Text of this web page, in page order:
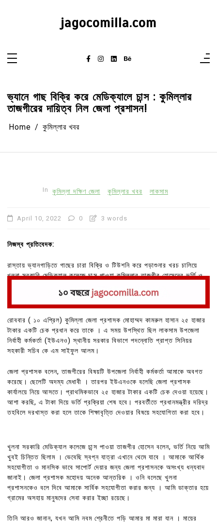
jagocomilla.com
ভ্যানে গাছ বিক্রি করে মেডিক্যালে চান্স : কুমিল্লার
তাজগীরের দায়িত্ব নিল জেলা প্রশাসন!
Home কুমিল্লার খবর
In কুমিল্লা দক্ষিণ জেলা কুমিল্লার খবর লাকসাম
April 10, 2022 0 3 words
নিজস্ব প্রতিবেদক:
রাস্তায় ভ্যানগাড়িতে গাছের চারা বিক্রি ও টিউশনি করে পড়াশুনার খরচ চালিয়ে
খুলনা সরকারি মেডিক্যাল কলেজে চান্স পাওয়া কুমিল্লার তাজগীর হোসেনের ভর্তি ও
রোববার ( ১০ এপ্রিল) কুমিল্লা জেলা প্রশাসক মোহাম্মদ কামরুল হাসান ২৫ হাজার
টাকার একটি চেক প্রধান করে তাকে । এ সময় উপস্থিত ছিল লাকসাম উপজেলা
নির্বাহী কর্মকর্তা (ইউএনও) স্থানীয় সরকার বিভাগে পদন্নোতি প্রাপ্ত সিনিয়র
সহকারী সচিব কে এম সাইফুল আলম।
জেলা প্রশাসক বলেন, তাজগীরের বিষয়টি উপজেলা নির্বাহী কর্মকর্তা আমাকে অবগত
করেছে। ছেলেটি অদম্য মেধাবী । তারপর ইউএনওকে বলেছি জেলা প্রশাসক
কার্যালয়ে নিয়ে আসতে। প্রাথমিকভাবে ২৫ হাজার টাকার একটি চেক দেওয়া হয়েছে।
আশা করছি, এ টাকা দিয়ে ভর্তি প্রক্রিয়া শেষ হবে। পরবর্তীতে প্রধানমন্ত্রীর দরিদ্র
তহবিলে দরখাস্ত করা হলে তাকে শিক্ষাবৃত্তি দেওয়ার বিষয়ে সহযোগিতা করা হবে।
খুলনা সরকারি মেডিক্যাল কলেজে চান্স পাওয়া তাজগীর হোসেন বলেন, ভর্তি নিয়ে আমি
খুবই চিন্তিত ছিলাম । ভেবেছি স্বপ্ন যাত্রা এখানে থেমে যাবে । আমাকে আর্থিক
সহযোগীতা ও মানসিক ভাবে সাপোর্ট দেয়ার জন্য জেলা প্রশাসনকে অসংখ্য ধন্যবাদ
জানাই। জেলা প্রশাসক মহোদয় অনেক আন্তরিক । ওনি বলেছে খুলনা
প্রশাসনকেও বলে দিবে আমাকে সার্বিক সহযোগীতা করার জন্য । আমি ডাক্তার হয়ে
গ্রামের অসহায় মানুষদের সেবা করার ইচ্ছা রয়েছে।
তিনি আরও জানান, যখন আমি নবম শ্রেনীতে পড়ি আমার মা মারা যান । মায়ের